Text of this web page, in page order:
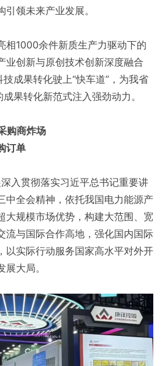
领未来产业发展。
相1000余件新质生产力驱动下的
业创新与原创技术创新深度融合
技成果转化驶上“快车道”，为我省
果转化新范式注入强劲动力。
购商炸场
订单
入贯彻落实习近平总书记重要讲
中全会精神，依托我国电力能源产
大规模市场优势，构建大范围、宽
流与国际合作高地，强化国内国际
以实际行动服务国家高水平对外开
大局。